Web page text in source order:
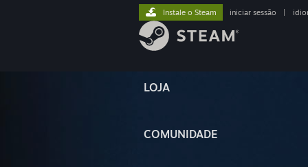
LOJA
COMUNIDADE
Instale o Steam iniciar sessão